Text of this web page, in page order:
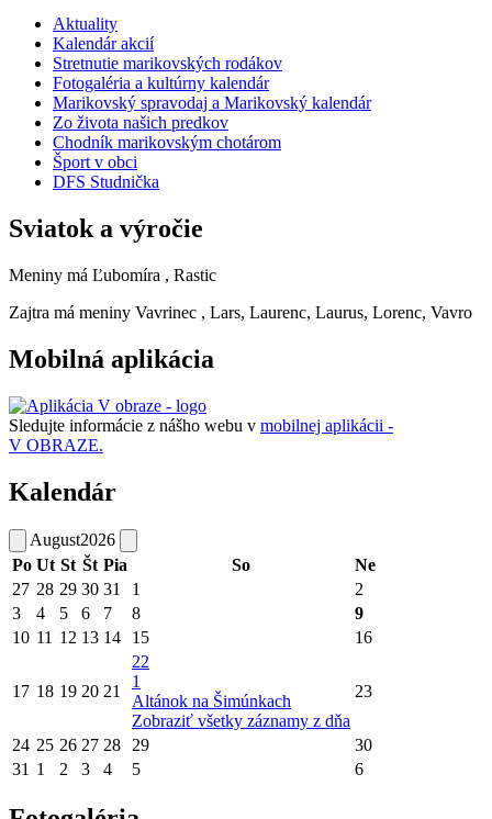
Aktuality
Kalendár akcií
Stretnutie marikovských rodákov
Fotogaléria a kultúrny kalendár
Marikovský spravodaj a Marikovský kalendár
Zo života našich predkov
Chodník marikovským chotárom
Šport v obci
DFS Studnička
Sviatok a výročie
Meniny má Ľubomíra , Rastic
Zajtra má meniny Vavrinec , Lars, Laurenc, Laurus, Lorenc, Vavro
Mobilná aplikácia
Sledujte informácie z nášho webu v mobilnej aplikácii -
V OBRAZE.
Kalendár
August2026
Po Ut St Št Pia So
Ne
27 28 29 30 31 1
2
3
4 5 6 7 8
9
10 11 12 13 14 15 16
17 18 19 20 21
22
1
Altánok na Šimúnkach
Zobraziť všetky záznamy z dňa
23
24 25 26 27 28 29
30
31 1 2 3 4 5 6